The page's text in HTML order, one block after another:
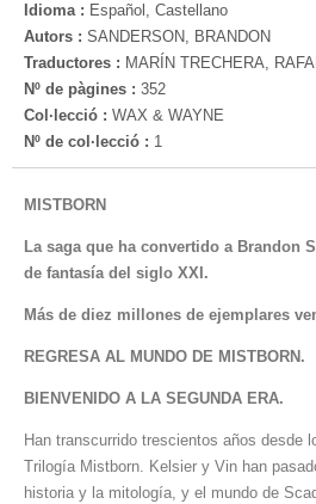
Idioma : Español, Castellano
Autors : SANDERSON, BRANDON
Traductores : MARÍN TRECHERA,
Nº de pàgines : 352
Col·lecció : WAX & WAYNE
Nº de col·lecció : 1
MISTBORN
La saga que ha convertido a Brandon
de fantasía del siglo XXI.
Más de diez millones de ejemplares
REGRESA AL MUNDO DE MISTBORN.
BIENVENIDO A LA SEGUNDA ERA.
Han transcurrido trescientos años desde
Trilogía Mistborn. Kelsier y Vin han
historia y la mitología, y el mundo de